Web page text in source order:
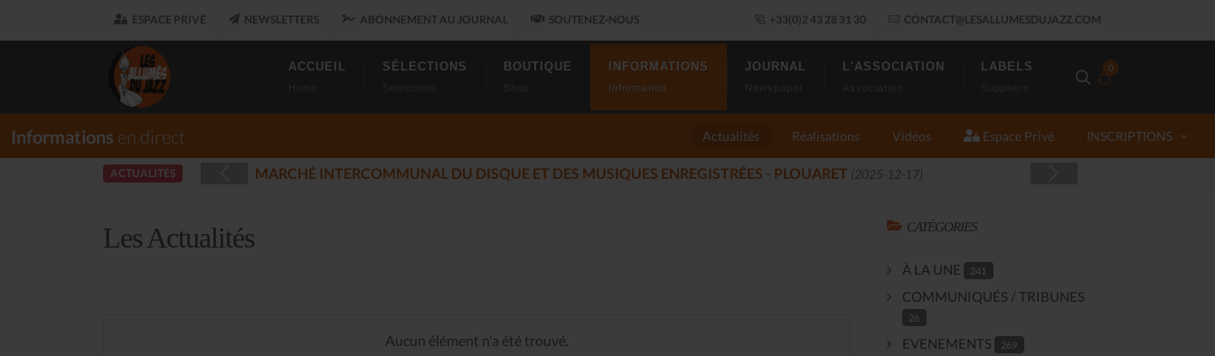
ESPACE PRIVÉ NEWSLETTERS ABONNEMENT AU JOURNAL SOUTENEZ-NOUS +33(0)2 43 28 31 30 CONTACT@LESALLUMESDUJAZZ.COM
0
ACCUEIL SÉLECTIONS BOUTIQUE INFORMATIONS
Information
JOURNAL L'ASSOCIATION LABELS
Informations en direct Actualités Réalisations Vidéos Espace Privé INSCRIPTIONS
ACTUALITÉS
ET DES MUSIQUES ENREGISTRÉES - PLOUARET (2025-12-17) LES ALLUMÉS DU JAZZ FONT SALON, LE PROGRAMME
Les Actualités
Aucun élément n'a été trouvé.
CATÉGORIES
À LA UNE 241
COMMUNIQUÉS / TRIBUNES
26
EVENEMENTS 269